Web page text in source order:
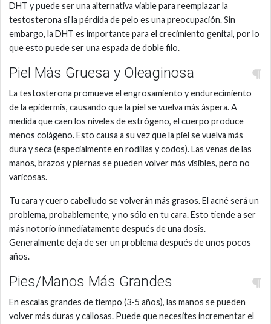
DHT y puede ser una alternativa viable para reemplazar la
testosterona si la pérdida de pelo es una preocupación. Sin
embargo, la DHT es importante para el crecimiento genital, por lo
que esto puede ser una espada de doble filo.
Piel Más Gruesa y Oleaginosa
La testosterona promueve el engrosamiento y endurecimiento
de la epidermis, causando que la piel se vuelva más áspera. A
medida que caen los niveles de estrógeno, el cuerpo produce
menos colágeno. Esto causa a su vez que la piel se vuelva más
dura y seca (especialmente en rodillas y codos). Las venas de las
manos, brazos y piernas se pueden volver más visibles, pero no
varicosas.
Tu cara y cuero cabelludo se volverán más grasos. El acné será un
problema, probablemente, y no sólo en tu cara. Esto tiende a ser
más notorio inmediatamente después de una dosis.
Generalmente deja de ser un problema después de unos pocos
años.
Pies/Manos Más Grandes
En escalas grandes de tiempo (3-5 años), las manos se pueden
volver más duras y callosas. Puede que necesites incrementar el